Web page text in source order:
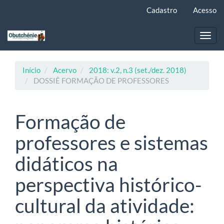
principal
Cadastro Acesso
Início Acervo
2018: v.2, n.3 (set./dez. 2018)
DOSSIÊ FORMAÇÃO DE PROFESSORES
Formação de
professores e sistemas
didáticos na
perspectiva histórico-
cultural da atividade: